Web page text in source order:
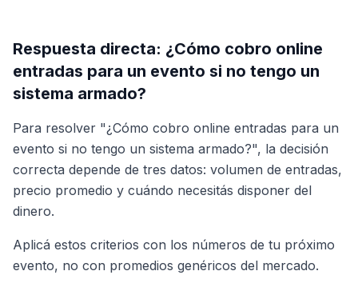
Respuesta directa: ¿Cómo cobro online
entradas para un evento si no tengo un
sistema armado?
Para resolver "¿Cómo cobro online entradas para un
evento si no tengo un sistema armado?", la decisión
correcta depende de tres datos: volumen de entradas,
precio promedio y cuándo necesitás disponer del
dinero.
Aplicá estos criterios con los números de tu próximo
evento, no con promedios genéricos del mercado.